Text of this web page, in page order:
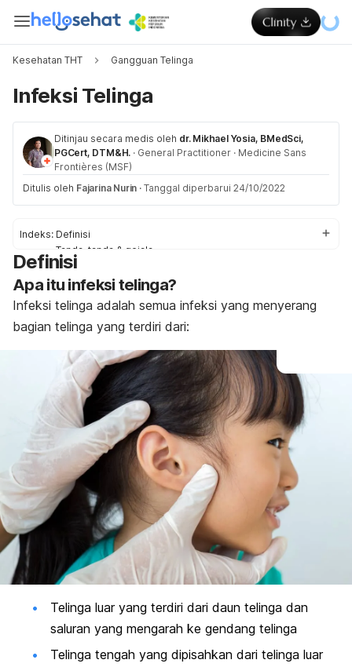
Kesehatan THT Gangguan Telinga
Infeksi Telinga
Ditinjau secara medis oleh dr. Mikhael Yosia, BMedSci,
PGCert, DTM&H. · General Practitioner · Medicine Sans
Frontières (MSF)
Ditulis oleh Fajarina Nurin · Tanggal diperbarui 24/10/2022
Indeks: Definisi
Tanda-tanda & gejala
Penyebab
Faktor-faktor risiko
Obat & Pengobatan
Pengobatan di rumah
Definisi
Apa itu infeksi telinga?
Infeksi telinga adalah semua infeksi yang menyerang
bagian telinga yang terdiri dari:
Telinga luar yang terdiri dari daun telinga dan
saluran yang mengarah ke gendang telinga
Telinga tengah yang dipisahkan dari telinga luar